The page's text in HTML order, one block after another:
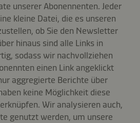
unserer Abonennenten. Jeder
kleine Datei, die es unseren
ob Sie den Newsletter
hinaus sind alle Links in
sodass wir nachvollziehen
einen Link angeklickt
aggregierte Berichte über
keine Möglichkeit diese
Wir analysieren auch,
genutzt werden, um unsere